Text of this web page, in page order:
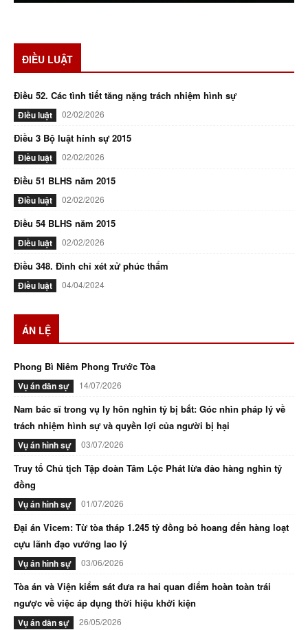
ĐIỀU LUẬT
Điều 52. Các tình tiết tăng nặng trách nhiệm hình sự
Điều luật 02/02/2026
Điều 3 Bộ luật hính sự 2015
Điều luật 02/02/2026
Điều 51 BLHS năm 2015
Điều luật 02/02/2026
Điều 54 BLHS năm 2015
Điều luật 02/02/2026
Điều 348. Đình chỉ xét xử phúc thẩm
Điều luật 04/04/2024
ÁN LỆ
Phong Bì Niêm Phong Trước Tòa
Vụ án dân sự 14/07/2026
Nam bác sĩ trong vụ ly hôn nghìn tỷ bị bắt: Góc nhìn pháp lý về
trách nhiệm hình sự và quyền lợi của người bị hại
Vụ án hình sự 03/07/2026
Truy tố Chủ tịch Tập đoàn Tâm Lộc Phát lừa đảo hàng nghìn tỷ
đồng
Vụ án hình sự 01/07/2026
Đại án Vicem: Từ tòa tháp 1.245 tỷ đồng bỏ hoang đến hàng loạt
cựu lãnh đạo vướng lao lý
Vụ án hình sự 03/06/2026
Tòa án và Viện kiểm sát đưa ra hai quan điểm hoàn toàn trái
ngược về việc áp dụng thời hiệu khởi kiện
Vụ án dân sự 26/05/2026